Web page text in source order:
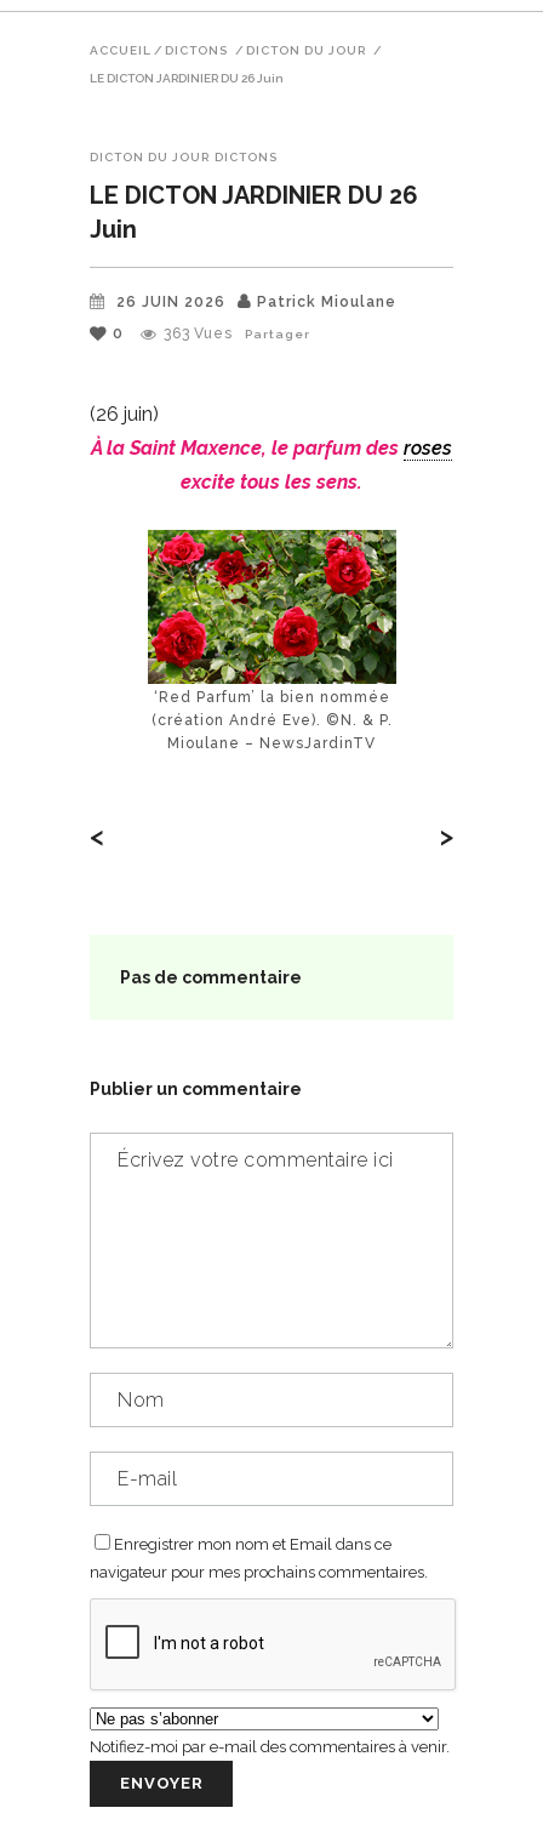
ACCUEIL / DICTONS / DICTON DU JOUR /
LE DICTON JARDINIER DU 26 Juin
DICTON DU JOUR DICTONS
LE DICTON JARDINIER DU 26
Juin
26 JUIN 2026
Patrick Mioulane
0
363 Vues Partager
(26 juin)
À la Saint Maxence, le parfum des roses
excite tous les sens.
‘Red Parfum’ la bien nommée
(création André Eve). ©N. & P.
Mioulane – NewsJardinTV
< >
Pas de commentaire
Publier un commentaire
Enregistrer mon nom et Email dans ce
navigateur pour mes prochains commentaires.
Notifiez-moi par e-mail des commentaires à venir.